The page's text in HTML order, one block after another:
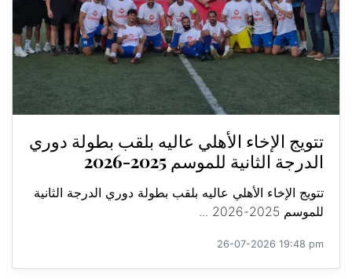
تتويج الإخاء الأهلي عاليه بلقب بطولة دوري
الدرجة الثانية للموسم 2025-2026
تتويج الإخاء الأهلي عاليه بلقب بطولة دوري الدرجة الثانية
للموسم 2025-2026 ...
26-07-2026 19:48 pm